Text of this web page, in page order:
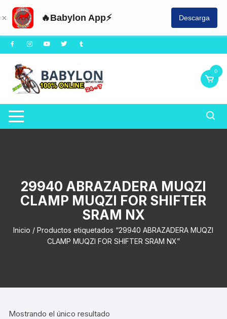
🔥Babylon App⚡ Descarga
Saltar
al
contenido
0
29940 ABRAZADERA MUQZI
CLAMP MUQZI FOR SHIFTER
SRAM NX
Inicio / Productos etiquetados “29940 ABRAZADERA MUQZI
CLAMP MUQZI FOR SHIFTER SRAM NX”
Mostrando el único resultado